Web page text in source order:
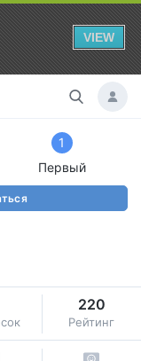
VIEW
1
Первый
220
Рейтинг